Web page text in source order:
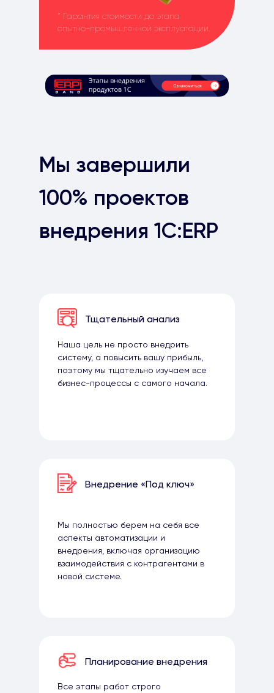
* Гарантия стоимости до этапа
опытно-промышленной эксплуатации.
Тщательный анализ
Наша цель не просто внедрить
систему, а повысить вашу прибыль,
поэтому мы тщательно изучаем все
бизнес-процессы с самого начала.
Мы завершили
100% проектов
внедрения 1С:ERP
Внедрение «Под ключ»
Мы полностью берем на себя все
аспекты автоматизации и
внедрения, включая организацию
взаимодействия с контрагентами в
новой системе.
Планирование внедрения
Все этапы работ строго